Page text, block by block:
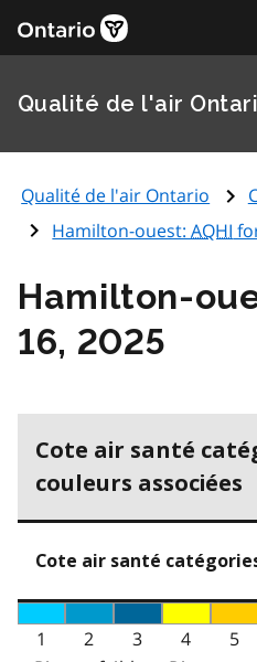
Qualité de l'air
Qualité de l'air Ontario
Hamilton-ouest:AQHI
Hamilton-
16, 2025
Cote air santé
couleurs associées
Cote air santé
1 2 3 4 5